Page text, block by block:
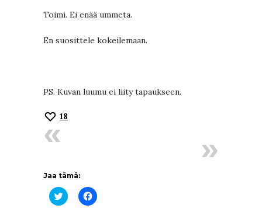
Toimi. Ei enää ummeta.
En suosittele kokeilemaan.
PS. Kuvan luumu ei liity tapaukseen.
18
Jaa tämä:
Jaa
Twitterissä(Avautuu
Jaa
Facebookissa(Avautuu